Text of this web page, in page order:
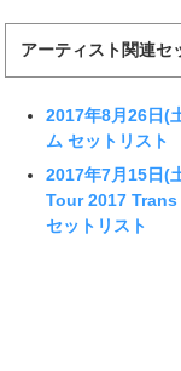
アーティスト関連セ
2017年8月26日(
ム セットリスト
2017年7月15日(
Tour 2017 Trans
セットリスト